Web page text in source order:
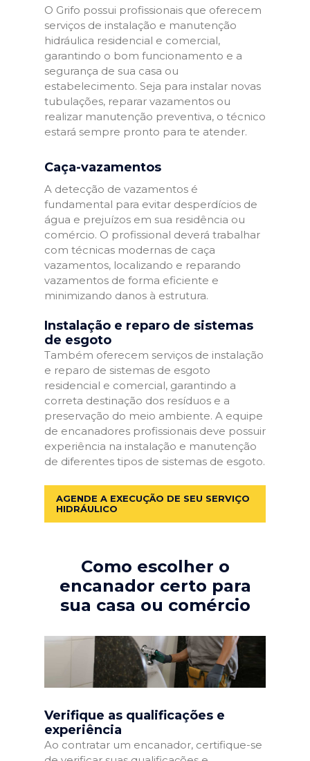
O Grifo possui profissionais que oferecem
serviços de instalação e manutenção
hidráulica residencial e comercial,
garantindo o bom funcionamento e a
segurança de sua casa ou
estabelecimento. Seja para instalar novas
tubulações, reparar vazamentos ou
realizar manutenção preventiva, o técnico
estará sempre pronto para te atender.
Caça-vazamentos
A detecção de vazamentos é
fundamental para evitar desperdícios de
água e prejuízos em sua residência ou
comércio. O profissional deverá trabalhar
com técnicas modernas de caça
vazamentos, localizando e reparando
vazamentos de forma eficiente e
minimizando danos à estrutura.
Instalação e reparo de sistemas
de esgoto
Também oferecem serviços de instalação
e reparo de sistemas de esgoto
residencial e comercial, garantindo a
correta destinação dos resíduos e a
preservação do meio ambiente. A equipe
de encanadores profissionais deve possuir
experiência na instalação e manutenção
de diferentes tipos de sistemas de esgoto.
AGENDE A EXECUÇÃO DE SEU SERVIÇO
HIDRÁULICO
Como escolher o
encanador certo para
sua casa ou comércio
Verifique as qualificações e
experiência
Ao contratar um encanador, certifique-se